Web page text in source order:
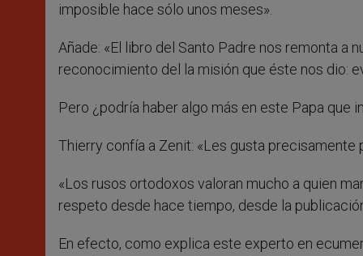
imposible hace sólo unos meses».
Añade: «El libro del Santo Padre nos remonta a
reconocimiento del la misión que éste nos dio:
Pero ¿podría haber algo más en este Papa que
Thierry confía a Zenit: «Les gusta
«Los rusos ortodoxos valoran mucho a quien
respeto desde hace tiempo, desde la
En efecto, como explica este experto en